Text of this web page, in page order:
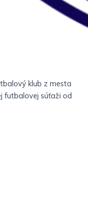
klub z mesta
futbalovej súťaži od